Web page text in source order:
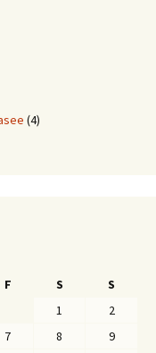
(4)
F S
S
1
2
7 8
9